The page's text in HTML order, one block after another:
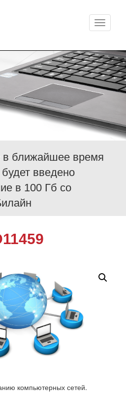
Меню
в ближайшее время
введено
в 100 Гб со
компьютерных сетей.